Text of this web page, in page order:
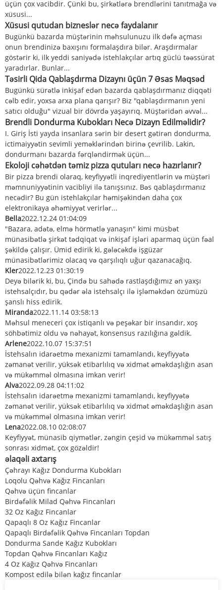
üçün çox vacibdir. Çünki bu, şirkətlərə brendlərini tanıtmağa və
xüsusi...
Xüsusi qutudan bizneslər necə faydalanır
Bugünkü bazarda müştərinin məhsulunuzu ilk dəfə açması
onun brendinizə baxışını formalaşdıra bilər. Araşdırmalar
göstərir ki, ilk yeddi saniyədə istehlakçılar artıq güclü təəssürat
yaradırlar. Bunlar...
Təsirli Qida Qablaşdırma Dizaynı üçün 7 Əsas Məqsəd
Bugünkü sürətlə inkişaf edən bazarda qablaşdırmanız diqqəti
cəlb edir, yoxsa arxa plana qarışır? Biz "qablaşdırmanın yeni
satıcı olduğu" vizual bir dövrdə yaşayırıq. Müştəridən əvvəl...
Brendli Dondurma Kubokları Necə Dizayn Edilməlidir?
I. Giriş İsti yayda insanlara sərin bir desert gətirən dondurma,
ictimaiyyətin sevimli yeməklərindən birinə çevrilib. Lakin,
dondurmanı bazarda fərqləndirmək üçün...
Ekoloji cəhətdən təmiz pizza qutuları necə hazırlanır?
Bir pizza brendi olaraq, keyfiyyətli inqrediyentlərin və müştəri
məmnuniyyətinin vacibliyi ilə tanışsınız. Bəs qablaşdırmanız
necədir? Bu gün istehlakçılar həmişəkindən daha çox
elektronikaya əhəmiyyət verirlər...
Bella2022.12.24 01:04:09
"Bazara, adətə, elmə hörmətlə yanaşın" kimi müsbət
münasibətlə şirkət tədqiqat və inkişaf işləri aparmaq üçün fəal
şəkildə çalışır. Ümid edirik ki, gələcəkdə işgüzar
münasibətlərimiz olacaq və qarşılıqlı uğur qazanacağıq.
Kler2022.12.23 01:30:19
Deyə bilərik ki, bu, Çində bu sahədə rastlaşdığımız ən yaxşı
istehsalçıdır, bu qədər əla istehsalçı ilə işləməkdən özümüzü
şanslı hiss edirik.
Miranda2022.11.14 03:58:13
Məhsul meneceri çox istiqanlı və peşəkar bir insandır, xoş
söhbətimiz oldu və nəhayət, konsensus razılığına gəldik.
Arlene2022.10.07 15:37:51
İstehsalın idarəetmə mexanizmi tamamlandı, keyfiyyətə
zəmanət verilir, yüksək etibarlılıq və xidmət əməkdaşlığın asan
və mükəmməl olmasına imkan verir!
Alva2022.09.28 04:11:02
İstehsalın idarəetmə mexanizmi tamamlandı, keyfiyyətə
zəmanət verilir, yüksək etibarlılıq və xidmət əməkdaşlığın asan
və mükəmməl olmasına imkan verir!
Lena2022.08.10 02:08:07
Keyfiyyət, münasib qiymətlər, zəngin çeşid və mükəmməl satış
sonrası xidmət, çox gözəldir!
əlaqəli axtarış
Çəhrayı Kağız Dondurma Kubokları
Loqolu Qəhvə Kağız Fincanları
Qəhvə üçün fincanlar
Birdəfəlik Milad Qəhvə Fincanları
32 Oz Kağız Fincanlar
Qapaqlı 8 Oz Kağız Fincanlar
Qapaqlı Birdəfəlik Qəhvə Fincanları Topdan
Dondurma Sande Kağız Kubokları
Topdan Qəhvə Fincanları Kağız
4 Oz Kağız Qəhvə Fincanları
Kompost edilə bilən kağız fincanlar